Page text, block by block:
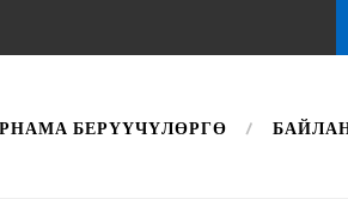
БЕРҮҮЧҮЛӨРГӨ